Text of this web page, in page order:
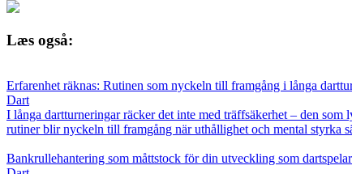
Læs også:
Erfarenhet räknas: Rutinen som nyckeln till framgång i långa
Dart
I långa dartturneringar räcker det inte med träffsäkerhet – den
rutiner blir nyckeln till framgång när uthållighet och mental styrka
Bankrullehantering som måttstock för din utveckling som